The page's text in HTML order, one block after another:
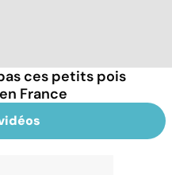
ces petits pois
France